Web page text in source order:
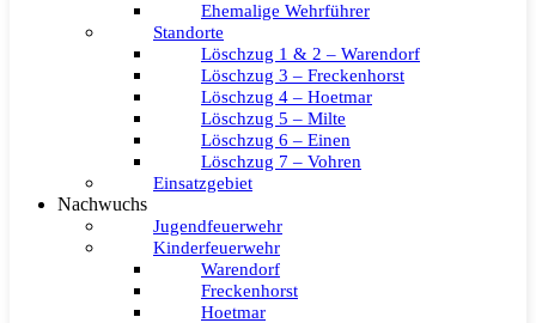
Ehemalige Wehrführer
Standorte
Löschzug 1 & 2 – Warendorf
Löschzug 3 – Freckenhorst
Löschzug 4 – Hoetmar
Löschzug 5 – Milte
Löschzug 6 – Einen
Löschzug 7 – Vohren
Einsatzgebiet
Nachwuchs
Jugendfeuerwehr
Kinderfeuerwehr
Warendorf
Freckenhorst
Hoetmar